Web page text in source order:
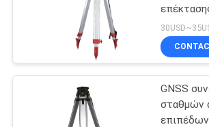
Τηλεσκοπικό
προσωπικό
τρίποδο
GNSS
σταθμών